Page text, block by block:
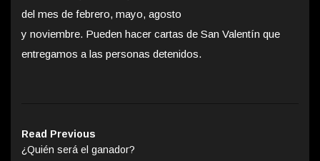
del mes de febrero, mayo, agosto
y noviembre. Pueden hacer cartas de San Valentín que
entregamos a las personas detenidos.
Read Previous
¿Quién será el ganador?